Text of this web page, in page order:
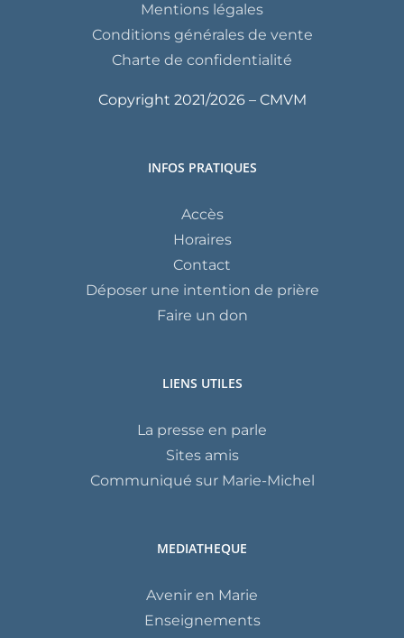
Mentions légales
Conditions générales de vente
Charte de confidentialité
Copyright 2021/2026 – CMVM
INFOS PRATIQUES
Accès
Horaires
Contact
Déposer une intention de prière
Faire un don
LIENS UTILES
La presse en parle
Sites amis
Communiqué sur Marie-Michel
MEDIATHEQUE
Avenir en Marie
Enseignements